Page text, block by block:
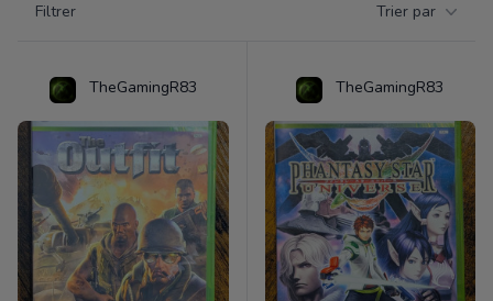
Filtrer Trier par
TheGamingR83 TheGamingR83